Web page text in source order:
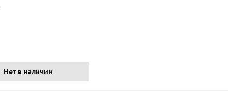
Нет в наличии